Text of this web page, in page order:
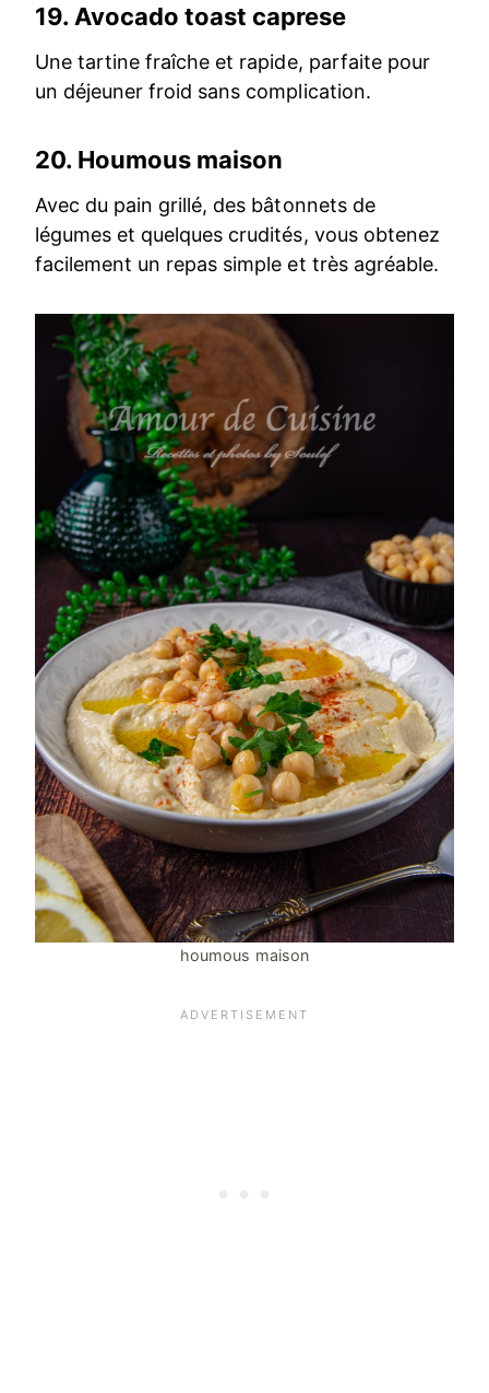
19. Avocado toast caprese
Une tartine fraîche et rapide, parfaite pour
un déjeuner froid sans complication.
20. Houmous maison
Avec du pain grillé, des bâtonnets de
légumes et quelques crudités, vous obtenez
facilement un repas simple et très agréable.
houmous maison